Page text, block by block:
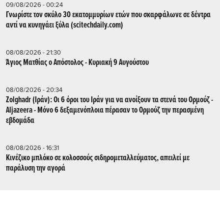
09/08/2026 - 00:24
Γνωρίστε τον σκύλο 30 εκατομμυρίων ετών που σκαρφάλωνε σε δέντρα
αντί να κυνηγάει ξύλα (scitechdaily.com)
08/08/2026 - 21:30
Άγιος Ματθίας ο Απόστολος - Κυριακή 9 Αυγούστου
08/08/2026 - 20:34
Zolghadr (Ιράν): Οι 6 όροι του Ιράν για να ανοίξουν τα στενά του Ορμούζ -
Aljazeera - Mόνο 6 δεξαμενόπλοια πέρασαν το Ορμούζ την περασμένη
εβδομάδα
08/08/2026 - 16:31
Κινέζικο μπλόκο σε κολοσσούς σιδηρομεταλλεύματος, απειλεί με
παράλυση την αγορά